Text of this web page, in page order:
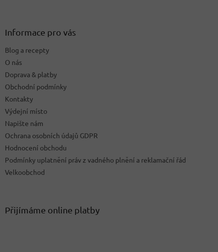
Informace pro vás
Blog a recepty
O nás
Doprava & platby
Obchodní podmínky
Kontakty
Výdejní místo
Napište nám
Ochrana osobních údajů GDPR
Hodnocení obchodu
Podmínky uplatnění práv z vadného plnění a reklamační řád
Velkoobchod
Přijímáme online platby